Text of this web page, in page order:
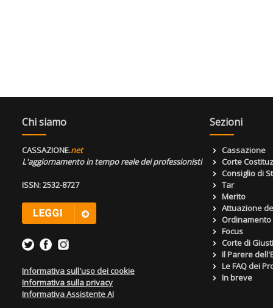
Chi siamo
CASSAZIONE.net
L'aggiornamento in tempo reale dei professionisti
ISSN: 2532-8727
Informativa sull'uso dei cookie
Informativa sulla privacy
Informativa Assistente AI
Sezioni
Cassazione
Corte
Consiglio di
Tar
Merito
Attuazione
Focus
Corte di
Il Parere
Le FAQ dei
In breve